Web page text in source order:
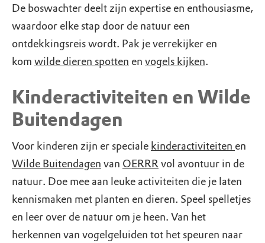
De boswachter deelt zijn expertise en enthousiasme,
waardoor elke stap door de natuur een
ontdekkingsreis wordt. Pak je verrekijker en
kom wilde dieren spotten en vogels kijken.
Kinderactiviteiten en Wilde
Buitendagen
Voor kinderen zijn er speciale kinderactiviteiten en
Wilde Buitendagen van OERRRvol avontuur in de
natuur. Doe mee aan leuke activiteiten die je laten
kennismaken met planten en dieren. Speel spelletjes
en leer over de natuur om je heen. Van het
herkennen van vogelgeluiden tot het speuren naar